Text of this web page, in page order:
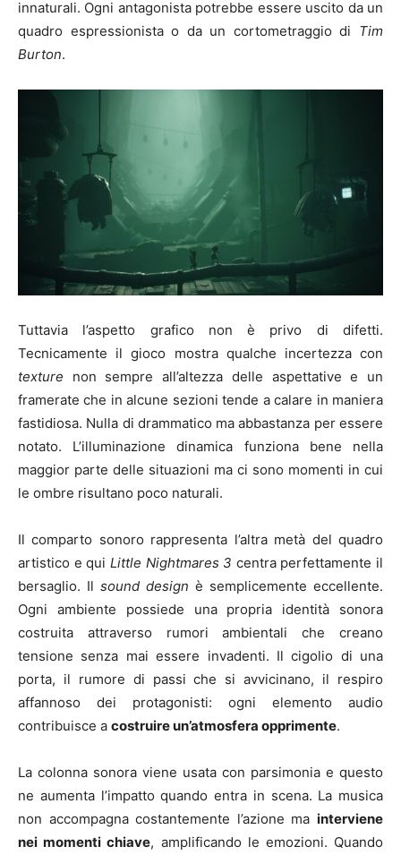
innaturali. Ogni antagonista potrebbe essere uscito da un
quadro espressionista o da un cortometraggio di Tim
Burton.
Tuttavia l’aspetto grafico non è privo di difetti.
Tecnicamente il gioco mostra qualche incertezza con
texture non sempre all’altezza delle aspettative e un
framerate che in alcune sezioni tende a calare in maniera
fastidiosa. Nulla di drammatico ma abbastanza per essere
notato. L’illuminazione dinamica funziona bene nella
maggior parte delle situazioni ma ci sono momenti in cui
le ombre risultano poco naturali.
Il comparto sonoro rappresenta l’altra metà del quadro
artistico e qui Little Nightmares 3 centra perfettamente il
bersaglio. Il sound design è semplicemente eccellente.
Ogni ambiente possiede una propria identità sonora
costruita attraverso rumori ambientali che creano
tensione senza mai essere invadenti. Il cigolio di una
porta, il rumore di passi che si avvicinano, il respiro
affannoso dei protagonisti: ogni elemento audio
contribuisce a costruire un’atmosfera opprimente.
La colonna sonora viene usata con parsimonia e questo
ne aumenta l’impatto quando entra in scena. La musica
non accompagna costantemente l’azione ma interviene
nei momenti chiave, amplificando le emozioni. Quando